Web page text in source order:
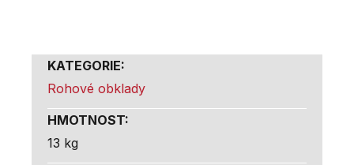
KATEGORIE:
Rohové obklady
HMOTNOST:
13 kg